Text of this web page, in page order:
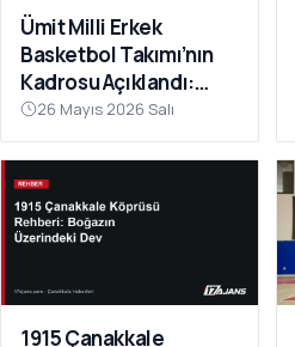
Ümit Milli Erkek
Basketbol Takımı’nın
Kadrosu Açıklandı:
Kamp Çanakkale’de
Başlıyor
26 Mayıs 2026 Salı
1915 Çanakkale